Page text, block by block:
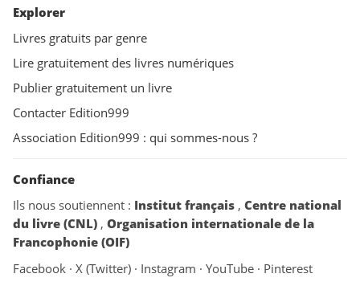
Explorer
Livres gratuits par genre
Lire gratuitement des livres numériques
Publier gratuitement un livre
Contacter Edition999
Association Edition999 : qui sommes-nous ?
Confiance
Ils nous soutiennent : Institut français , Centre national
du livre (CNL) , Organisation internationale de la
Francophonie (OIF)
Facebook · X (Twitter) · Instagram · YouTube · Pinterest